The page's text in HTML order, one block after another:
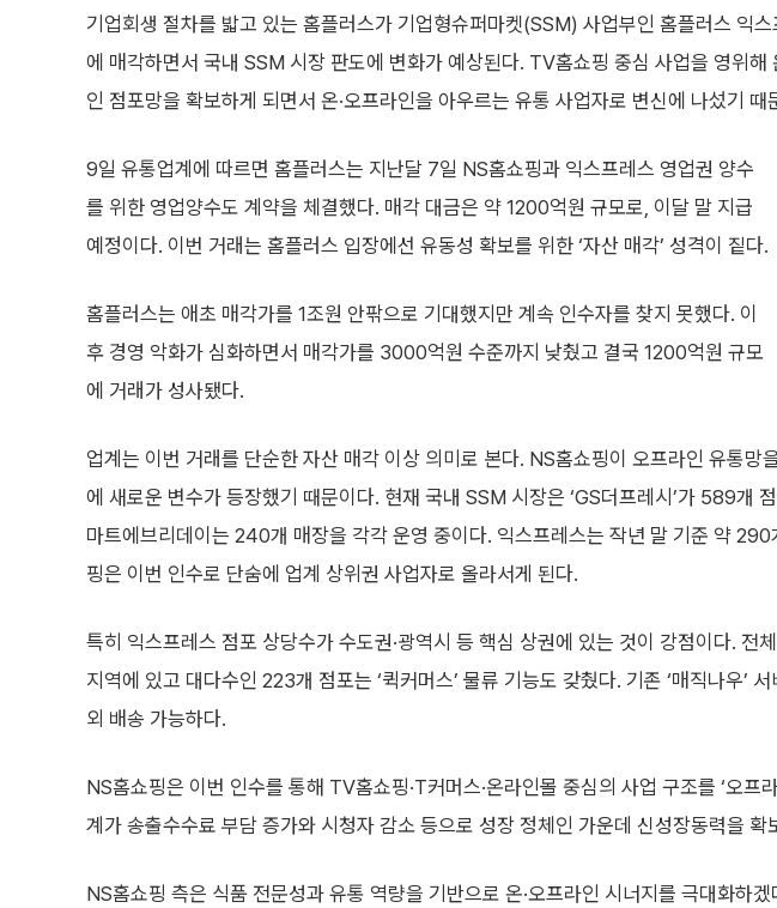
기업회생 절차를 밟고 있는 홈플러스가 기업형슈퍼마켓(SSM) 사업부인 홈플러스 익
에 매각하면서 국내 SSM 시장 판도에 변화가 예상된다. TV홈쇼핑 중심 사업을 영위
인 점포망을 확보하게 되면서 온·오프라인을 아우르는 유통 사업자로 변신에 나섰기 때
9일 유통업계에 따르면 홈플러스는 지난달 7일 NS홈쇼핑과 익스프레스 영업권 양수
를 위한 영업양수도 계약을 체결했다. 매각 대금은 약 1200억원 규모로, 이달 말 지급
예정이다. 이번 거래는 홈플러스 입장에선 유동성 확보를 위한 ‘자산 매각’ 성격이 짙다.
홈플러스는 애초 매각가를 1조원 안팎으로 기대했지만 계속 인수자를 찾지 못했다. 이
후 경영 악화가 심화하면서 매각가를 3000억원 수준까지 낮췄고 결국 1200억원 규모
에 거래가 성사됐다.
업계는 이번 거래를 단순한 자산 매각 이상 의미로 본다. NS홈쇼핑이 오프라인 유통망
에 새로운 변수가 등장했기 때문이다. 현재 국내 SSM 시장은 ‘GS더프레시’가 589개
마트에브리데이는 240개 매장을 각각 운영 중이다. 익스프레스는 작년 말 기준 약
핑은 이번 인수로 단숨에 업계 상위권 사업자로 올라서게 된다.
특히 익스프레스 점포 상당수가 수도권·광역시 등 핵심 상권에 있는 것이 강점이다. 전
지역에 있고 대다수인 223개 점포는 ‘퀵커머스’ 물류 기능도 갖췄다. 기존 ‘매직나우’
외 배송 가능하다.
NS홈쇼핑은 이번 인수를 통해 TV홈쇼핑·T커머스·온라인몰 중심의 사업 구조를 ‘오프
계가 송출수수료 부담 증가와 시청자 감소 등으로 성장 정체인 가운데 신성장동력을 확
NS홈쇼핑 측은 식품 전문성과 유통 역량을 기반으로 온·오프라인 시너지를 극대화하